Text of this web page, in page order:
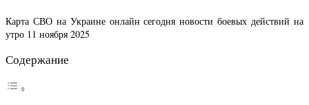
Карта СВО на Украине онлайн сегодня новости боевых действий на
утро 11 ноября 2025
Содержание